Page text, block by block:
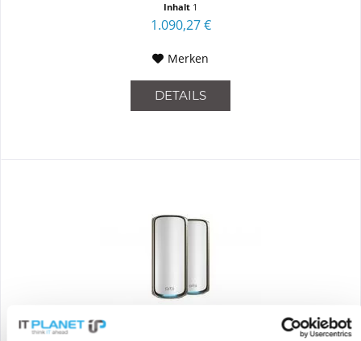
Inhalt 1
1.090,27 €
Merken
DETAILS